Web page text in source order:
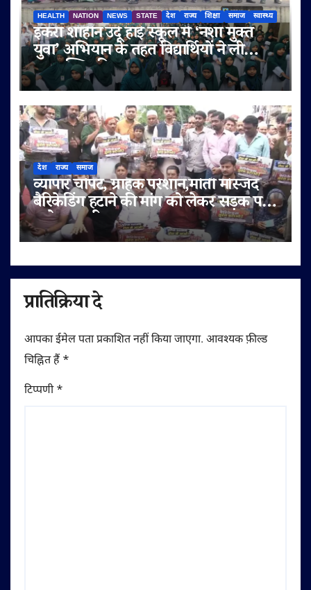
HEALTH NATION NEWS STATE देश राज्य शिक्षा समाज स्वास्थ्य
इकरा शाहीन उर्दू हाई स्कूल में ‘नशा मुक्त
युवा’ अभियान के तहत विद्यार्थियों ने ली
नशामुक्ति की शपथ
देश राज्य समाज
व्यापार चौपट, ग्राहक परेशान,मोती मस्जिद
बैरिकेडिंग हटाने की मांग को लेकर सड़क पर
उतरे व्यापारी
प्रातिक्रिया दे
आपका ईमेल पता प्रकाशित नहीं किया जाएगा. आवश्यक फ़ील्ड
चिह्नित हैं *
टिप्पणी*